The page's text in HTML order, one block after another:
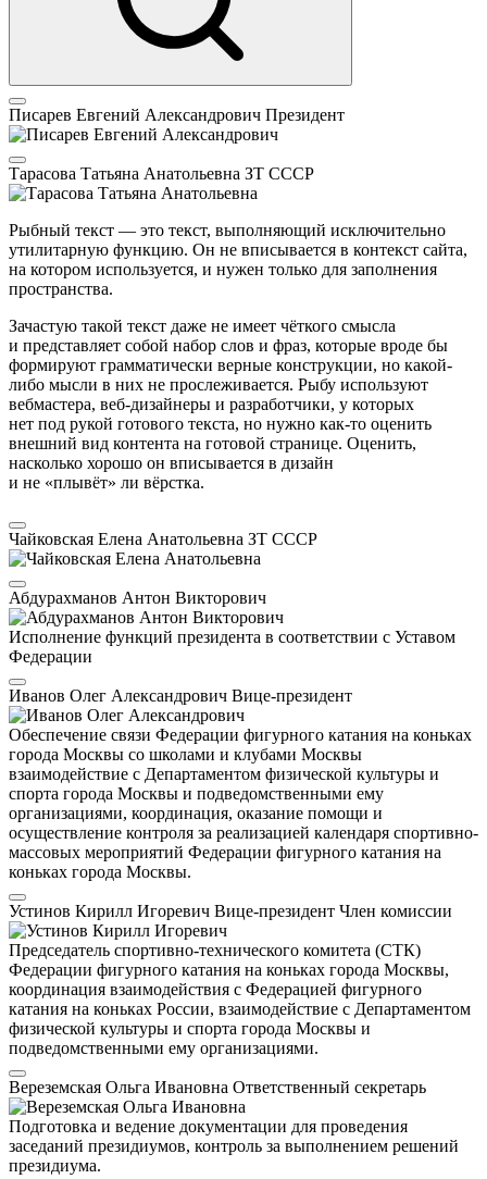
Писарев Евгений Александрович Президент
Тарасова Татьяна Анатольевна ЗТ СССР
Рыбный текст — это текст, выполняющий исключительно
утилитарную функцию. Он не вписывается в контекст сайта,
на котором используется, и нужен только для заполнения
пространства.
Зачастую такой текст даже не имеет чёткого смысла
и представляет собой набор слов и фраз, которые вроде бы
формируют грамматически верные конструкции, но какой-
либо мысли в них не прослеживается. Рыбу используют
вебмастера, веб-дизайнеры и разработчики, у которых
нет под рукой готового текста, но нужно как-то оценить
внешний вид контента на готовой странице. Оценить,
насколько хорошо он вписывается в дизайн
и не «плывёт» ли вёрстка.
Чайковская Елена Анатольевна ЗТ СССР
Абдурахманов Антон Викторович
Исполнение функций президента в соответствии с Уставом
Федерации
Иванов Олег Александрович Вице-президент
Обеспечение связи Федерации фигурного катания на коньках
города Москвы со школами и клубами Москвы
взаимодействие с Департаментом физической культуры и
спорта города Москвы и подведомственными ему
организациями, координация, оказание помощи и
осуществление контроля за реализацией календаря спортивно-
массовых мероприятий Федерации фигурного катания на
коньках города Москвы.
Устинов Кирилл Игоревич Вице-президент Член комиссии
Председатель спортивно-технического комитета (СТК)
Федерации фигурного катания на коньках города Москвы,
координация взаимодействия с Федерацией фигурного
катания на коньках России, взаимодействие с Департаментом
физической культуры и спорта города Москвы и
подведомственными ему организациями.
Вереземская Ольга Ивановна Ответственный секретарь
Подготовка и ведение документации для проведения
заседаний президиумов, контроль за выполнением решений
президиума.